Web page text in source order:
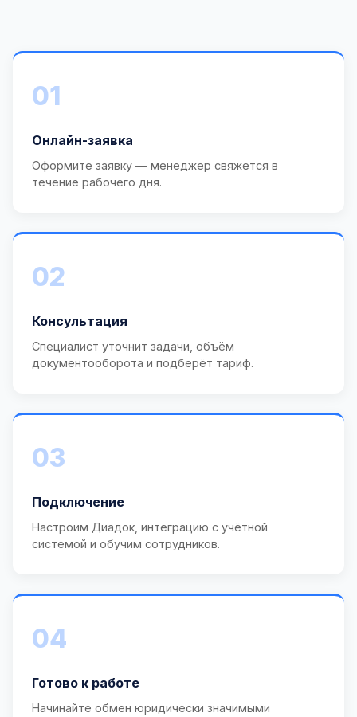
01
Онлайн-заявка
Оформите заявку — менеджер свяжется в
течение рабочего дня.
02
Консультация
Специалист уточнит задачи, объём
документооборота и подберёт тариф.
03
Подключение
Настроим Диадок, интеграцию с учётной
системой и обучим сотрудников.
04
Готово к работе
Начинайте обмен юридически значимыми